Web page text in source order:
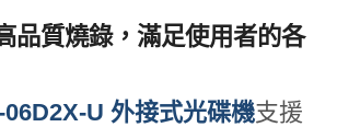
品質燒錄，滿足使用者的各
U 外接式光碟機支援